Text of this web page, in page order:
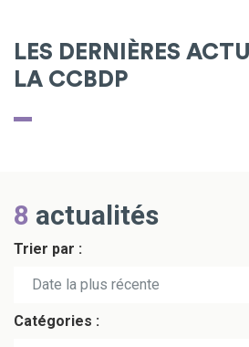
LES DERNIÈRES
LA CCBDP
8 actualités
Trier par :
Date la plus récente
Date la plus ancienne
Catégories :